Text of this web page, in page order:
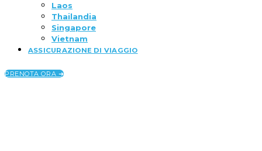
Laos
Thailandia
Singapore
Vietnam
ASSICURAZIONE DI VIAGGIO
PRENOTA ORA ➜